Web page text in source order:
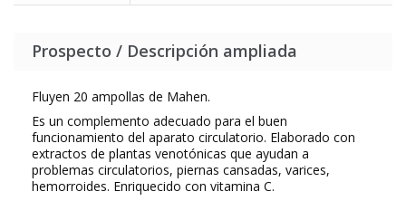
Prospecto / Descripción ampliada
Fluyen 20 ampollas de Mahen.
Es un complemento adecuado para el buen
funcionamiento del aparato circulatorio. Elaborado con
extractos de plantas venotónicas que ayudan a
problemas circulatorios, piernas cansadas, varices,
hemorroides. Enriquecido con vitamina C.